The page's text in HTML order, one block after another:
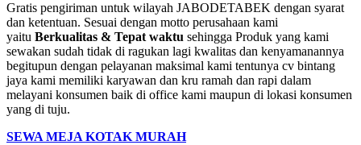
Gratis pengiriman untuk wilayah JABODETABEK dengan syarat
dan ketentuan. Sesuai dengan motto perusahaan kami
yaitu Berkualitas & Tepat waktu sehingga Produk yang kami
sewakan sudah tidak di ragukan lagi kwalitas dan kenyamanannya
begitupun dengan pelayanan maksimal kami tentunya cv bintang
jaya kami memiliki karyawan dan kru ramah dan rapi dalam
melayani konsumen baik di office kami maupun di lokasi konsumen
yang di tuju.
SEWA MEJA KOTAK MURAH